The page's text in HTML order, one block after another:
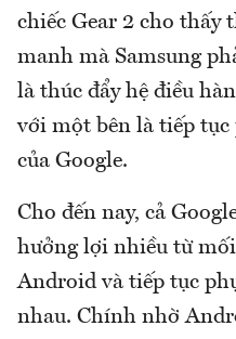
chiếc Gear 2 cho thấy
manh mà Samsung
là thúc đẩy hệ điều
với một bên là tiếp
của Google.
Cho đến nay, cả
hưởng lợi nhiều từ
Android và tiếp tục
nhau. Chính nhờ